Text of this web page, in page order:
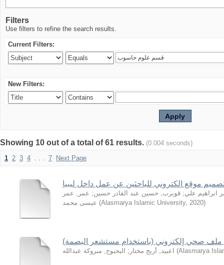
Filters
Use filters to refine the search results.
Current Filters:
New Filters:
Showing 10 out of a total of 61 results. (0.004 seconds)
1 2 3 4 . . . 7 Next Page
موقع الكتروني للباحثين عن عمل داخل ليبيا
ابراهيم علي; قويرب, حسين عبد القادر حسين; عمر, عمر
عيسى محمد (Alasmarya Islamic University, 2020)
ملف صحي إلكتروني (باستخدام مستشعر البصمة)
اعبيد, أريج مختار ; البحبوح, مبروكة عبدالله (Alasmarya